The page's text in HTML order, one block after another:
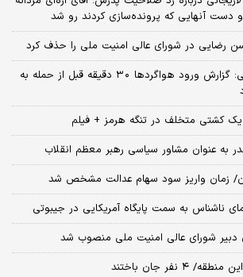
دست آنهایی که پرونده‌سازی کردند رو شد
رضایی در شورای عالی امنیت ملی را حذف کرد
زئیس سازمان هواپیمایی: گزارش ورود هواگردها ٣٠ دقیقه قبل از حمله به
کشتی متخلف در تنگه هرمز + فیلم
به عنوان مشاور سیاسی رهبر معظم انقلاب
زمان واریز سود سهام عدالت مشخص شد
ناشناس به سمت پایگاه آمریکایی در جیبوتی
شورای عالی امنیت ملی منصوب شد
نفر جان باختند